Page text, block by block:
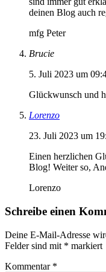
deinen Blog auch
mfg Peter
Brucie
5. Juli 2023 um
Glückwunsch und
Lorenzo
23. Juli 2023 um
Einen herzlichen
Blog! Weiter so,
Lorenzo
Schreibe einen
Deine E-Mail-Adresse
Felder sind mit * markiert
Kommentar *